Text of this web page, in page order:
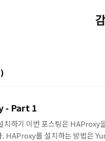
- Part 1
치하기 이번 포스팅은 HAProxy
. HAProxy를 설치하는 방법은